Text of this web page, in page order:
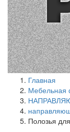
Главная
Мебельная
Полозья